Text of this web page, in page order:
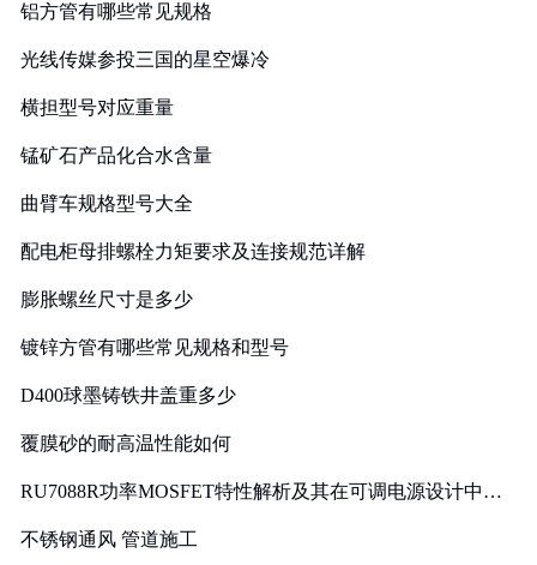
铝方管有哪些常见规格
光线传媒参投三国的星空爆冷
横担型号对应重量
锰矿石产品化合水含量
曲臂车规格型号大全
配电柜母排螺栓力矩要求及连接规范详解
膨胀螺丝尺寸是多少
镀锌方管有哪些常见规格和型号
D400球墨铸铁井盖重多少
覆膜砂的耐高温性能如何
RU7088R功率MOSFET特性解析及其在可调电源设计中的
不锈钢通风 管道施工